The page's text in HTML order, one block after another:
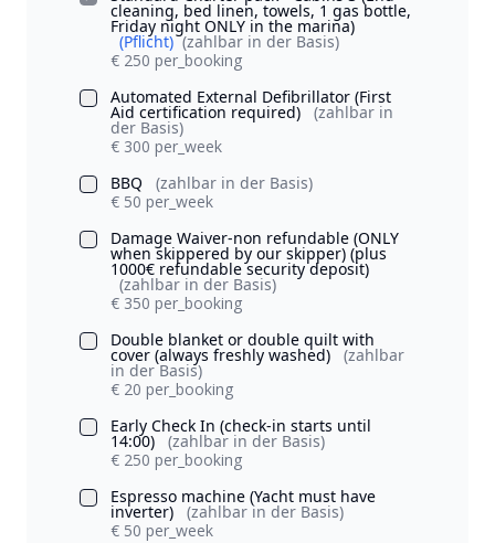
cleaning, bed linen, towels, 1 gas bottle,
Friday night ONLY in the marina)
(Pflicht) (zahlbar in der Basis)
€ 250 per_booking
Automated External Defibrillator (First
Aid certification required) (zahlbar in
der Basis)
€ 300 per_week
BBQ
(zahlbar in der Basis)
€ 50 per_week
Damage Waiver-non refundable (ONLY
when skippered by our skipper) (plus
1000€ refundable security deposit)
(zahlbar in der Basis)
€ 350 per_booking
Double blanket or double quilt with
cover (always freshly washed) (zahlbar
in der Basis)
€ 20 per_booking
Early Check In (check-in starts until
14:00)
(zahlbar in der Basis)
€ 250 per_booking
Espresso machine (Yacht must have
inverter)
(zahlbar in der Basis)
€ 50 per_week